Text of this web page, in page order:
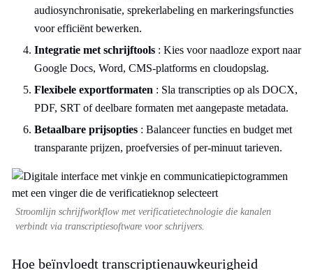
audiosynchronisatie, sprekerlabeling en markeringsfuncties
voor efficiënt bewerken.
Integratie met schrijftools : Kies voor naadloze export naar
Google Docs, Word, CMS-platforms en cloudopslag.
Flexibele exportformaten : Sla transcripties op als DOCX,
PDF, SRT of deelbare formaten met aangepaste metadata.
Betaalbare prijsopties : Balanceer functies en budget met
transparante prijzen, proefversies of per-minuut tarieven.
Stroomlijn schrijfworkflow met verificatietechnologie die kanalen
verbindt via transcriptiesoftware voor schrijvers.
Hoe beïnvloedt transcriptienauwkeurigheid